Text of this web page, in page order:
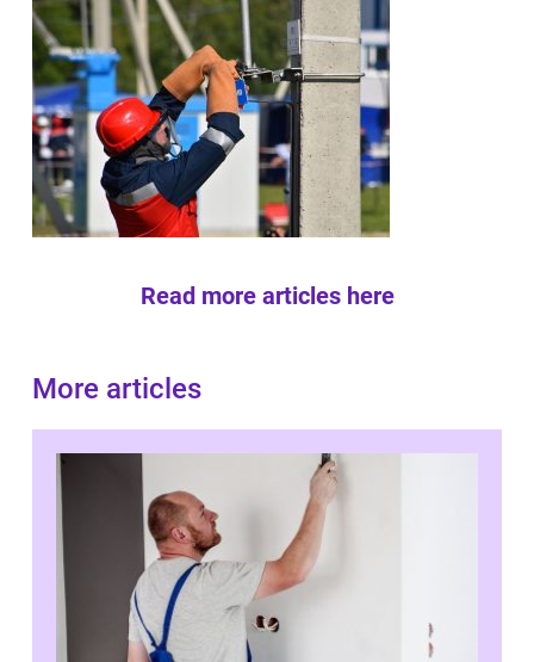
Read more articles here
More articles